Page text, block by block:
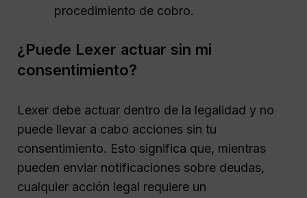
procedimiento de cobro.
¿Puede Lexer actuar sin mi
consentimiento?
Lexer debe actuar dentro de la legalidad y no
puede llevar a cabo acciones sin tu
consentimiento. Esto significa que, mientras
pueden enviar notificaciones sobre deudas,
cualquier acción legal requiere un